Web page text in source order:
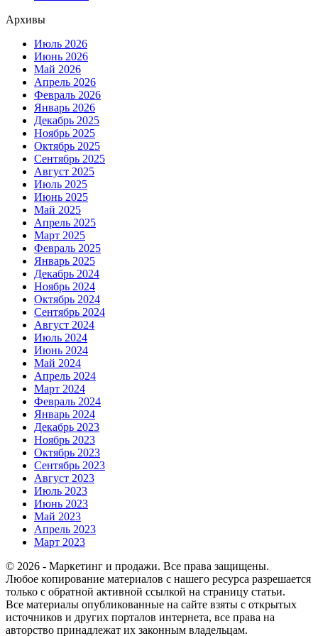
Архивы
Июль 2026
Июнь 2026
Май 2026
Апрель 2026
Февраль 2026
Январь 2026
Декабрь 2025
Ноябрь 2025
Октябрь 2025
Сентябрь 2025
Август 2025
Июль 2025
Июнь 2025
Май 2025
Апрель 2025
Март 2025
Февраль 2025
Январь 2025
Декабрь 2024
Ноябрь 2024
Октябрь 2024
Сентябрь 2024
Август 2024
Июль 2024
Июнь 2024
Май 2024
Апрель 2024
Март 2024
Февраль 2024
Январь 2024
Декабрь 2023
Ноябрь 2023
Октябрь 2023
Сентябрь 2023
Август 2023
Июль 2023
Июнь 2023
Май 2023
Апрель 2023
Март 2023
© 2026 - Маркетинг и продажи. Все права защищены.
Любое копирование материалов с нашего ресурса разрешается
только с обратной активной ссылкой на страницу статьи.
Все материалы опубликованные на сайте взяты с открытых
источников и других порталов интернета, все права на
авторство принадлежат их законным владельцам.